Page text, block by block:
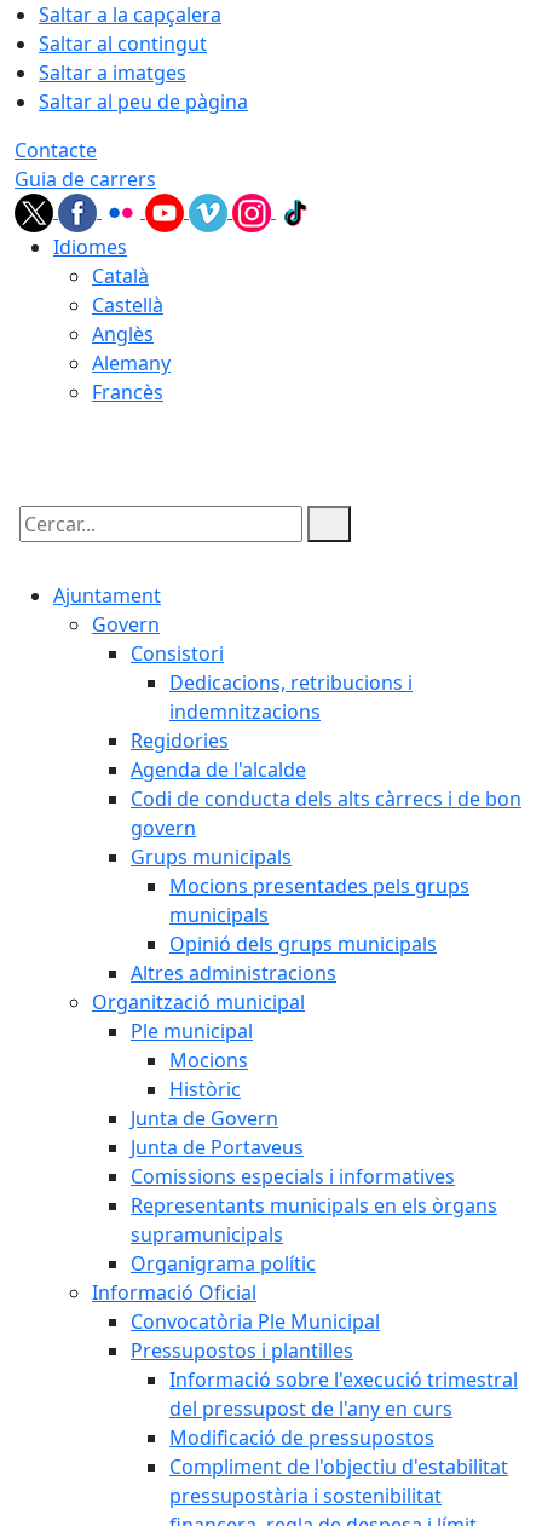
Saltar a la capçalera
Saltar al contingut
Saltar a imatges
Saltar al peu de pàgina
Contacte
Guia de carrers
Idiomes
Català
Castellà
Anglès
Alemany
Francès
Cercar:
Ajuntament
Govern
Consistori
Dedicacions, retribucions i
indemnitzacions
Regidories
Agenda de l'alcalde
Codi de conducta dels alts càrrecs i de bon
govern
Grups municipals
Mocions presentades pels grups
municipals
Opinió dels grups municipals
Altres administracions
Organització municipal
Ple municipal
Mocions
Històric
Junta de Govern
Junta de Portaveus
Comissions especials i informatives
Representants municipals en els òrgans
supramunicipals
Organigrama polític
Informació Oficial
Convocatòria Ple Municipal
Pressupostos i plantilles
Informació sobre l'execució trimestral
del pressupost de l'any en curs
Modificació de pressupostos
Compliment de l'objectiu d'estabilitat
pressupostària i sostenibilitat